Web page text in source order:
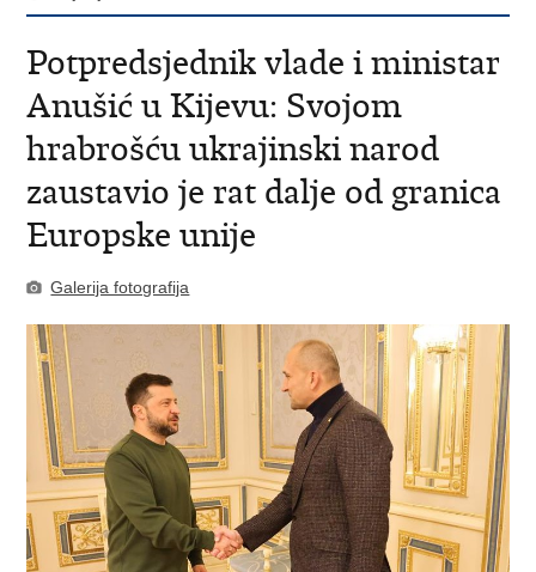
​Potpredsjednik vlade i ministar
Anušić u Kijevu: Svojom
hrabrošću ukrajinski narod
zaustavio je rat dalje od granica
Europske unije
Galerija fotografija